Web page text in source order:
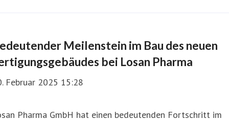
Meilenstein im Bau des neuen
bei Losan Pharma
Februar 2025 15:28
Pharma GmbH hat einen bedeutenden Fortschritt im